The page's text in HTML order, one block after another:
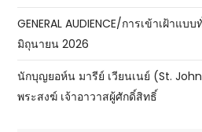
GENERAL AUDIENCE/การเข้าเฝ้าแ
มิถุนายน 2026
นักบุญยอห์น มารีย์ เวียนเนย์ (St.
พระสงฆ์ เจ้าอาวาสผู้ศักดิ์สิทธิ์